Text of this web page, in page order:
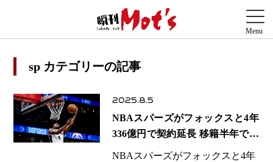
sp カテゴリーの記事
2025.8.5
NBAスパーズがフォックスと4年
336億円で契約延長 移籍半年で大
型オファー
NBAスパーズがフォックスと4年